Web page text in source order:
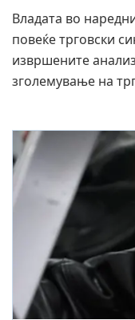
Владата во
повеќе трговски
извршените
зголемување на